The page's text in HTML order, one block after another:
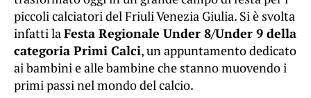
piccoli calciatori del Friuli Venezia Giulia. Si è svolta
infatti la Festa Regionale Under 8/Under 9 della
categoria Primi Calci, un appuntamento dedicato
ai bambini e alle bambine che stanno muovendo i
primi passi nel mondo del calcio.